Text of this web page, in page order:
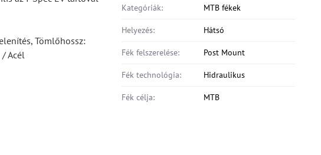
Tömlőhossz:
/ Acél
Kategóriák: MTB fékek
Helyezés: Hátsó
Fék felszerelése: Post Mount
Fék technológia: Hidraulikus
Fék célja: MTB